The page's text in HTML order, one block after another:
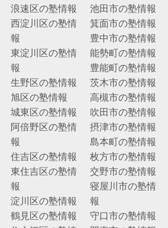
浪速区の塾情報
西淀川区の塾情
報
東淀川区の塾情
報
生野区の塾情報
旭区の塾情報
城東区の塾情報
阿倍野区の塾情
報
住吉区の塾情報
東住吉区の塾情
報
淀川区の塾情報
鶴見区の塾情報
池田市の塾情報
箕面市の塾情報
豊中市の塾情報
能勢町の塾情報
豊能町の塾情報
茨木市の塾情報
高槻市の塾情報
吹田市の塾情報
摂津市の塾情報
島本町の塾情報
枚方市の塾情報
交野市の塾情報
寝屋川市の塾情
報
守口市の塾情報